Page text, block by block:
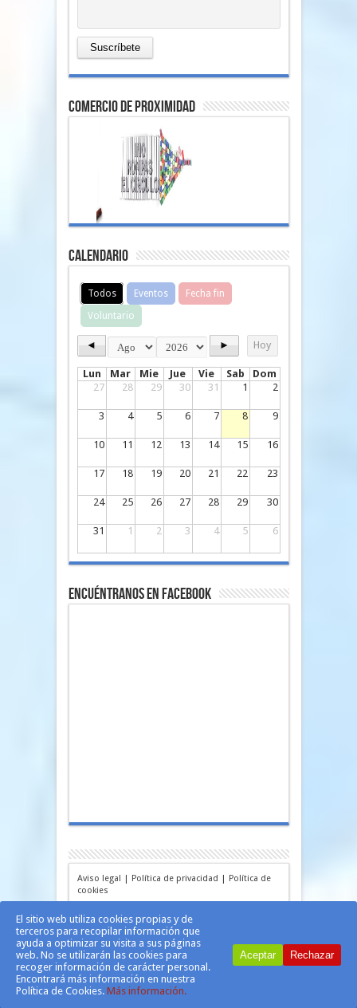
comercio de proximidad
Calendario
Todos Eventos
Fecha fin
Voluntario
◄ ► Hoy
Lun Mar Mie Jue Vie Sab
Dom
27
28 29 30 31 1 2
3 4 5 6 7 8 9
10 11 12 13 14 15 16
17 18 19 20 21 22 23
24 25 26 27 28 29 30
31 1 2 3 4 5 6
Encuéntranos en Facebook
Aviso legal | Política de privacidad | Política de
cookies
El sitio web utiliza cookies propias y de
terceros para recopilar información que
ayuda a optimizar su visita a sus páginas
web. No se utilizarán las cookies para
recoger información de carácter personal.
Encontrará más información en nuestra
Política de Cookies. Más información.
Aceptar Rechazar